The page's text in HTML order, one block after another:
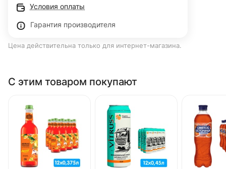
Условия оплаты
Гарантия производителя
Цена действительна только для интернет-магазина.
С этим товаром покупают